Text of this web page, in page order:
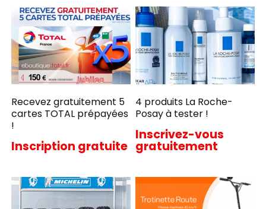
Recevez gratuitement 5
cartes TOTAL prépayées
!
Inscription gratuite
4 produits La Roche-
Posay à tester !
Inscrivez-vous
gratuitement